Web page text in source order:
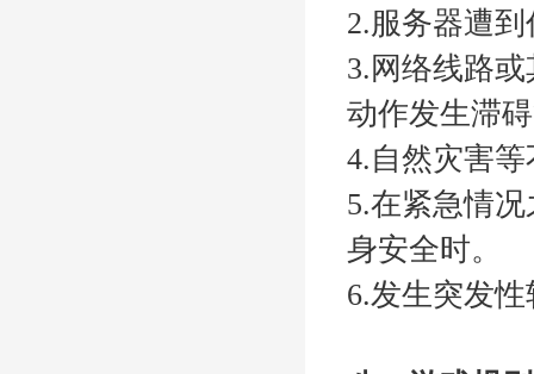
2.服务器遭
3.网络线路
动作发生滞
4.自然灾害
5.在紧急情
身安全时。
6.发生突发